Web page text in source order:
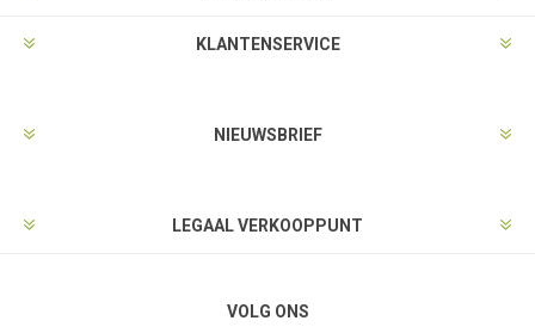
KLANTENSERVICE
NIEUWSBRIEF
LEGAAL VERKOOPPUNT
VOLG ONS